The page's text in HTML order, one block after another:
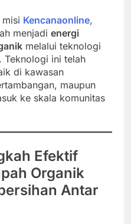
Kencanaonline,
menjadi energi
melalui teknologi
. Teknologi ini telah
di kawasan
maupun
ke skala komunitas
Efektif
Organik
Antar